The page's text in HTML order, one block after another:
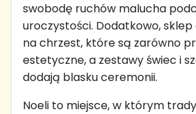
swobodę ruchów malucha
uroczystości. Dodatkowo, sklep
na chrzest, które są zarówno
estetyczne, a zestawy świec i
dodają blasku ceremonii.
Noeli to miejsce, w którym